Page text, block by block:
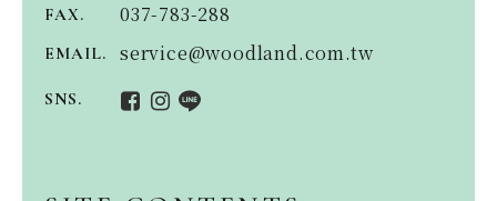
FAX. 037-783-288
EMAIL. service@woodland.com.tw
SNS.